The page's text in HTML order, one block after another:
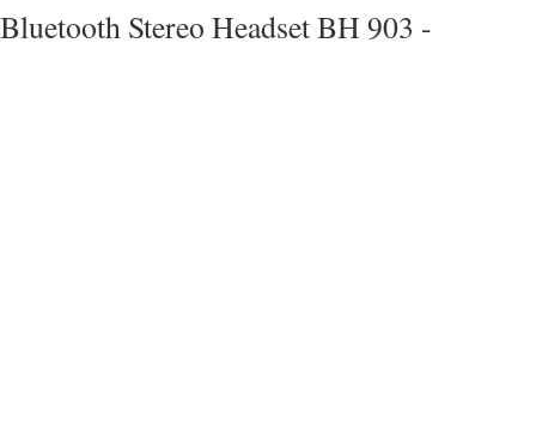
Bluetooth Stereo Headset BH 903 -